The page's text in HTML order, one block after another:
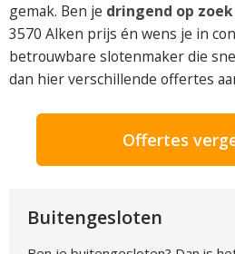
gemak. Ben je dringend op zoek
3570 Alken prijs én wens je in
betrouwbare slotenmaker die
dan hier verschillende offertes
Offertes
Buitengesloten